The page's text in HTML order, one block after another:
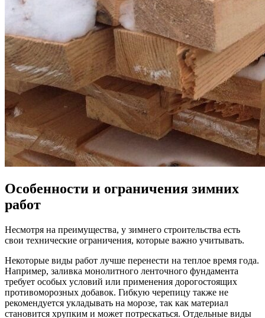
Особенности и ограничения зимних
работ
Несмотря на преимущества, у зимнего строительства есть
свои технические ограничения, которые важно учитывать.
Некоторые виды работ лучше перенести на теплое время года.
Например, заливка монолитного ленточного фундамента
требует особых условий или применения дорогостоящих
противоморозных добавок. Гибкую черепицу также не
рекомендуется укладывать на морозе, так как материал
становится хрупким и может потрескаться. Отдельные виды